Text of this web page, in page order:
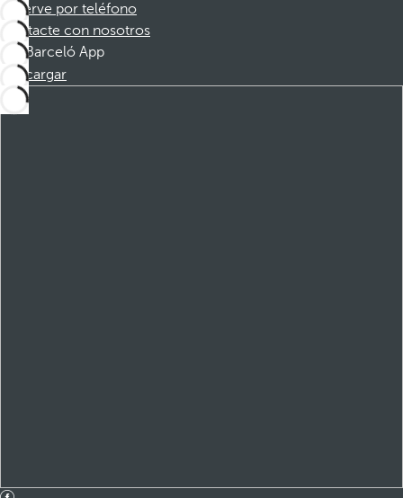
Reserve por teléfono
Contacte con nosotros
Barceló App
Descargar